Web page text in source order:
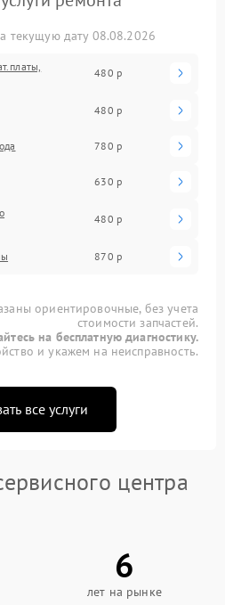
текущую дату 08.08.2026
480 р
480 р
780 р
630 р
480 р
870 р
ориентировочные, без учета
стоимости запчастей.
на бесплатную диагностику.
и укажем на неисправность.
все услуги
центра
6
лет на рынке